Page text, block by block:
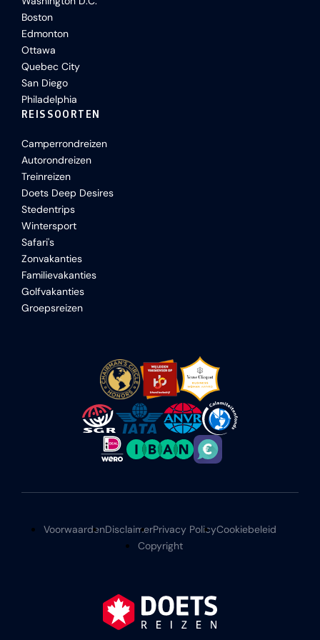
Boston
Edmonton
Ottawa
Quebec City
San Diego
Philadelphia
REISSOORTEN
Camperrondreizen
Autorondreizen
Treinreizen
Doets Deep Desires
Stedentrips
Wintersport
Safari's
Zonvakanties
Familievakanties
Golfvakanties
Groepsreizen
VoorwaardenDisclaimerPrivacy PolicyCookiebeleid
Copyright